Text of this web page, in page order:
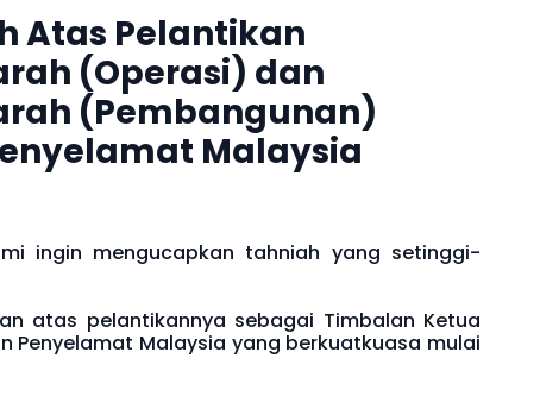
Atas Pelantikan
(Operasi) dan
(Pembangunan)
Malaysia
ingin mengucapkan tahniah yang setinggi-
atas pelantikannya sebagai Timbalan Ketua
Penyelamat Malaysia yang berkuatkuasa mulai